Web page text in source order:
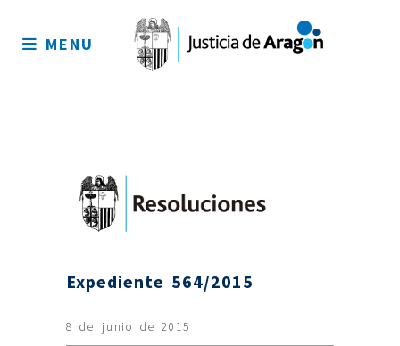
sitio
MENU
Expediente 564/2015
8 de junio de 2015